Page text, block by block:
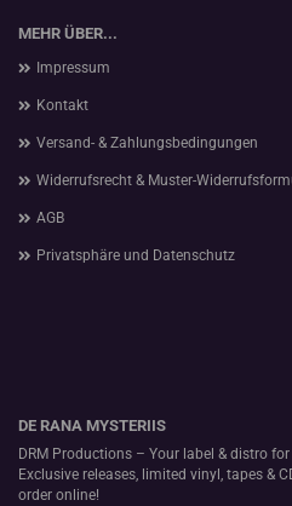
MEHR ÜBER...
Impressum
Kontakt
Versand- & Zahlungsbedingungen
Widerrufsrecht & Muster-
AGB
Privatsphäre und Datenschutz
DE RANA MYSTERIIS
DRM Productions – Your label & distro
Exclusive releases, limited vinyl, tapes &
order online!